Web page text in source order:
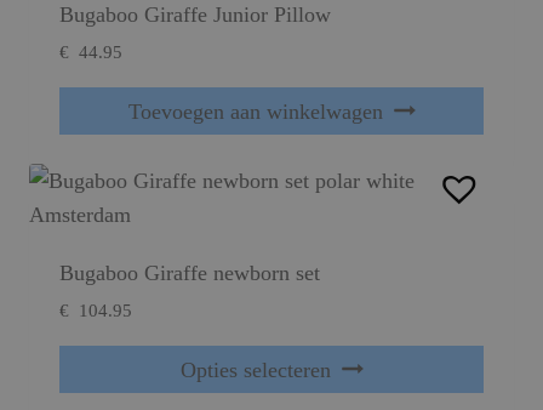
Bugaboo Giraffe Junior Pillow
€ 44.95
Toevoegen aan winkelwagen
Bugaboo Giraffe newborn set
€ 104.95
Opties selecteren
Dit product heeft meerdere variaties. Deze optie kan gekozen worden op de productpagina